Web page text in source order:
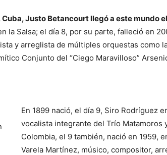
Justo Betancourt llegó a este mundo
la Salsa; el día 8, por su parte, falleció en
y arreglista de múltiples orquestas como
Conjunto del “Ciego Maravilloso”
En 1899 nació, el día 9, Siro Rodríguez
vocalista integrante del Trío Matamoros
Colombia, el 9 también, nació en 1959,
Varela Martínez, músico, compositor,